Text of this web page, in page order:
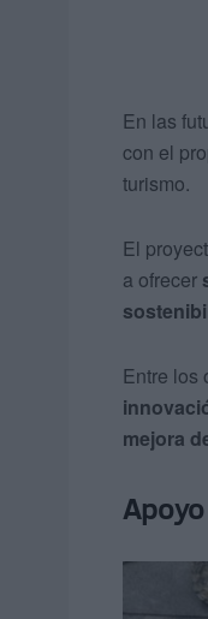
En las
con el
turismo.
El
a ofrecer
Entre los
mejora